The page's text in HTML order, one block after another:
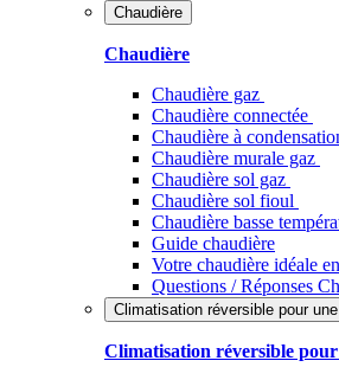
Chaudière
Chaudière
Chaudière gaz
Chaudière connectée
Chaudière à
Chaudière murale gaz
Chaudière sol gaz
Chaudière sol fioul
Chaudière basse
Guide chaudière
Votre chaudière idéale
Questions / Réponses
Climatisation réversible pour
Climatisation réversible pour